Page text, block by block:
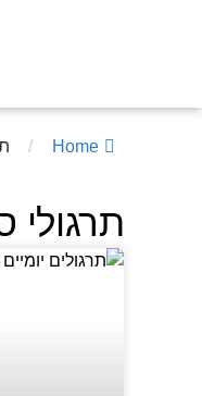
Home
/
תרגולי